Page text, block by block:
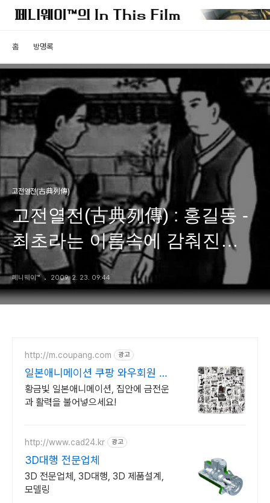
홈 방명록
고전열전(古典列傳)
고전열전(古典列傳) : 홍길동 -
최초라는 이름속에 감춰진
걸작의 상처
페니웨이™ 2009. 2. 23. 09:44
http://m.coupang.com 광고
일본애니메이션 쿠팡 와우회원 무
제한 무료배송
황금빛 일본애니메이션, 집안에 금전운
과 활력을 불어넣으세요!
http://www.cad24.kr 광고
3D대행 전문업체
3D 전문업체, 3D대행, 3D 제품설계,
모델링